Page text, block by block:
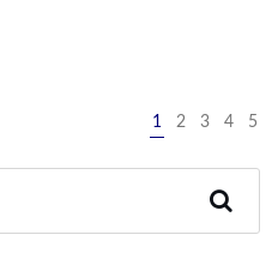
1 2 3 4 5